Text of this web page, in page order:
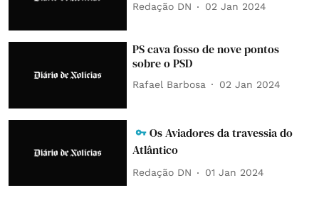
Redação DN 02 Jan 2024
PS cava fosso de nove pontos
sobre o PSD
Rafael Barbosa 02 Jan 2024
Os Aviadores da travessia do
Atlântico
Redação DN 01 Jan 2024